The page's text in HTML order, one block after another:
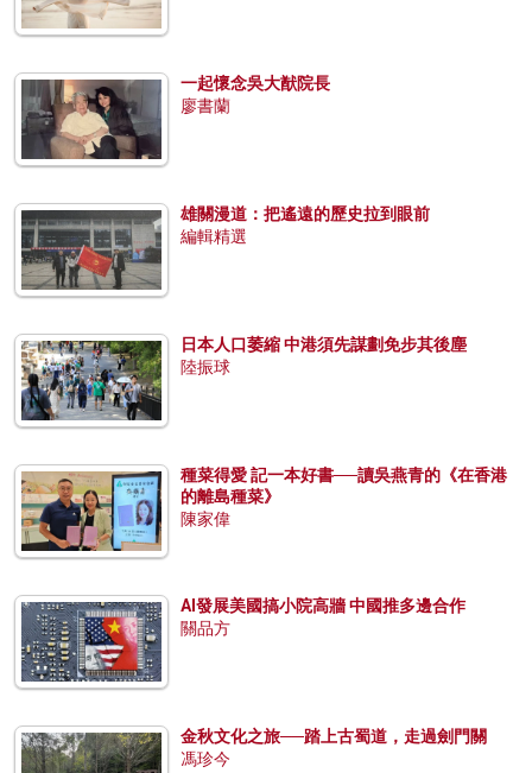
一起懷念吳大猷院長
廖書蘭
雄關漫道：把遙遠的歷史拉到眼前
編輯精選
日本人口萎縮 中港須先謀劃免步其後塵
陸振球
種菜得愛 記一本好書──讀吳燕青的《在香港
的離島種菜》
陳家偉
AI發展美國搞小院高牆 中國推多邊合作
關品方
金秋文化之旅──踏上古蜀道，走過劍門關
馮珍今